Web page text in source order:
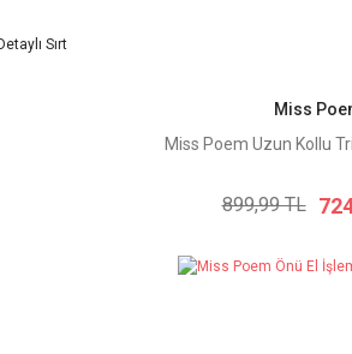
Miss
Miss Poem Uzun Kollu
899,99 TL